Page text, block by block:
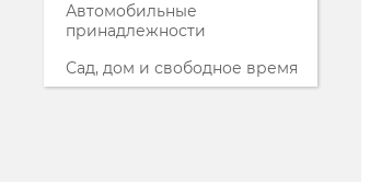
Автомобильные
принадлежности
Сад, дом и свободное время